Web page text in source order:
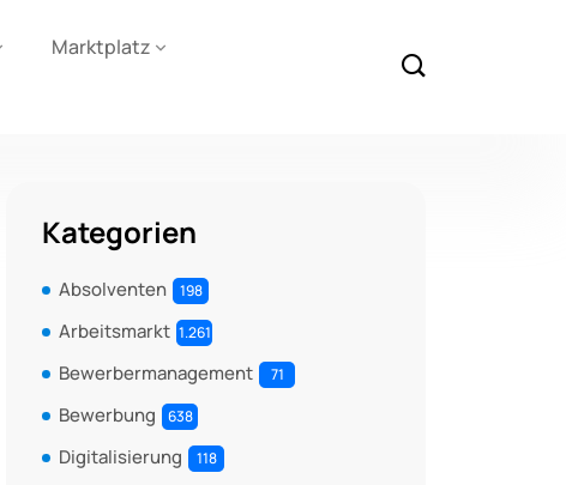
Marktplatz
Kategorien
Absolventen 198
Arbeitsmarkt 1.261
Bewerbermanagement 71
Bewerbung 638
Digitalisierung 118